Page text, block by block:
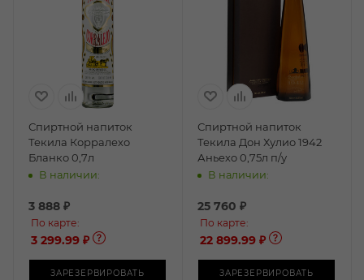
Спиртной напиток
Текила Корралехо
Бланко 0,7л
В наличии:
3 888 ₽
По карте:
3 299.99 ₽
ЗАРЕЗЕРВИРОВАТЬ
Спиртной напиток
Текила Дон Хулио 1942
Аньехо 0,75л п/у
В наличии:
25 760 ₽
По карте:
22 899.99 ₽
ЗАРЕЗЕРВИРОВАТЬ